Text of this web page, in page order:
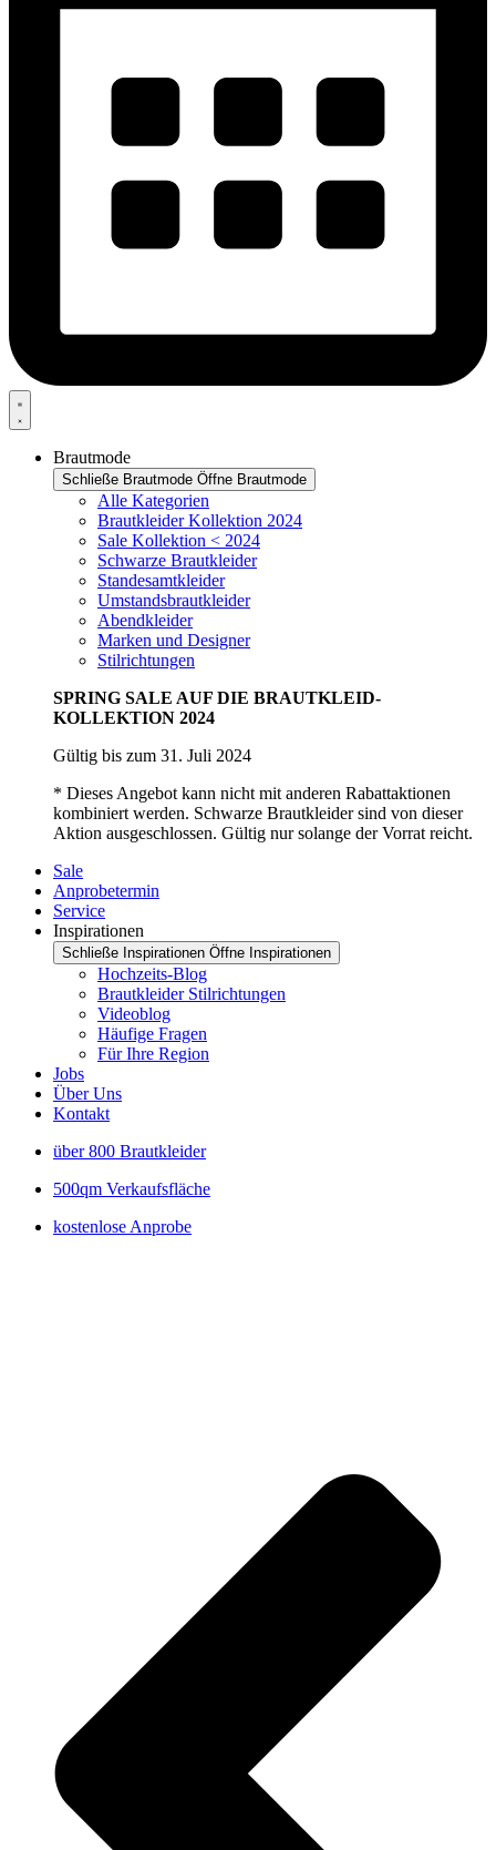
Brautmode
Schließe Brautmode Öffne Brautmode
Alle Kategorien
Brautkleider Kollektion 2024
Sale Kollektion < 2024
Schwarze Brautkleider
Standesamtkleider
Umstandsbrautkleider
Abendkleider
Marken und Designer
Stilrichtungen
SPRING SALE AUF DIE BRAUTKLEID-
KOLLEKTION 2024
Gültig bis zum 31. Juli 2024
* Dieses Angebot kann nicht mit anderen Rabattaktionen
kombiniert werden. Schwarze Brautkleider sind von dieser
Aktion ausgeschlossen. Gültig nur solange der Vorrat reicht.
Sale
Anprobetermin
Service
Inspirationen
Schließe Inspirationen Öffne Inspirationen
Hochzeits-Blog
Brautkleider Stilrichtungen
Videoblog
Häufige Fragen
Für Ihre Region
Jobs
Über Uns
Kontakt
über 800 Brautkleider
500qm Verkaufsfläche
kostenlose Anprobe